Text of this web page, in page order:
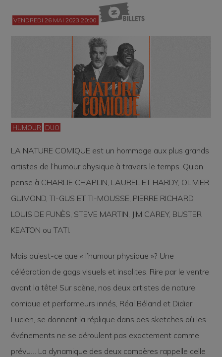
VENDREDI 26 MAI 2023 20:00
HUMOUR DUO
LA NATURE COMIQUE est un hommage aux plus grands
artistes de l’humour physique à travers le temps. Qu’on
pense à CHARLIE CHAPLIN, LAUREL ET HARDY, OLIVIER
GUIMOND, TI-GUS ET TI-MOUSSE, PIERRE RICHARD,
LOUIS DE FUNÈS, STEVE MARTIN, JIM CAREY, BUSTER
KEATON ou TATI.
Mais qu’est-ce que « l’humour physique »? Une
célébration de gags visuels et insolites. Rire par le ventre
avant la tête! Sur scène, nos deux artistes de nature
comique et performeurs innés, Réal Béland et Didier
Lucien, se donnent la réplique dans des sketches où les
événements ne se déroulent pas exactement comme
prévu… La dynamique des deux compères rappelle celle